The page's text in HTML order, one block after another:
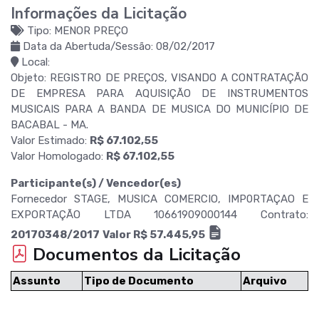
Informações da Licitação
Tipo: MENOR PREÇO
Data da Abertuda/Sessão: 08/02/2017
Local:
Objeto: REGISTRO DE PREÇOS, VISANDO A CONTRATAÇÃO
DE EMPRESA PARA AQUISIÇÃO DE INSTRUMENTOS
MUSICAIS PARA A BANDA DE MUSICA DO MUNICÍPIO DE
BACABAL - MA.
Valor Estimado: R$ 67.102,55
Valor Homologado: R$ 67.102,55
Participante(s) / Vencedor(es)
Fornecedor STAGE, MUSICA COMERCIO, IMP0RTAÇAO E
EXPORTAÇÃO LTDA 10661909000144 Contrato:
20170348/2017 Valor R$ 57.445,95
Documentos da Licitação
Assunto Tipo de Documento Arquivo